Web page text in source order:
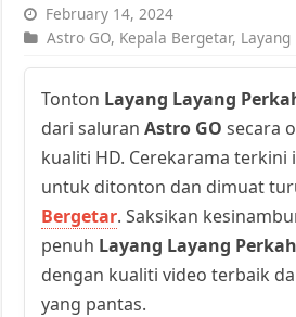
February 14, 2024
Astro GO, Kepala Bergetar,
Tonton Layang Layang
dari saluranAstro GO secara
kualiti HD. Cerekarama terkini
untuk ditonton dan dimuat
Bergetar. Saksikan
penuh Layang Layang
dengan kualiti video terbaik
yang pantas.